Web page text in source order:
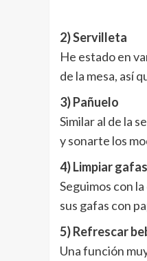
2) Servilleta
He estado en
de la mesa, así
3) Pañuelo
Similar al de la
y sonarte los
4) Limpiar gafas
Seguimos con
sus gafas con
5) Refrescar
Una función